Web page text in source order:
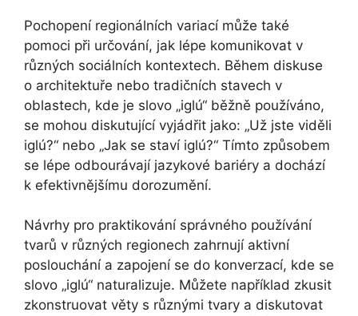
Pochopení regionálních variací může také
pomoci při určování, jak lépe komunikovat v
různých sociálních kontextech. Během diskuse
o architektuře nebo tradičních stavech v
oblastech, kde je slovo „iglú“ běžně používáno,
se mohou diskutující vyjádřit jako: „Už jste viděli
iglú?“ nebo „Jak se staví iglú?“ Tímto způsobem
se lépe odbourávají jazykové bariéry a dochází
k efektivnějšímu dorozumění.
Návrhy pro praktikování správného používání
tvarů v různých regionech zahrnují aktivní
poslouchání a zapojení se do konverzací, kde se
slovo „iglú“ naturalizuje. Můžete například zkusit
zkonstruovat věty s různými tvary a diskutovat